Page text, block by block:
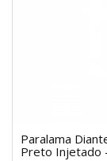
Paralama
Preto Injetado